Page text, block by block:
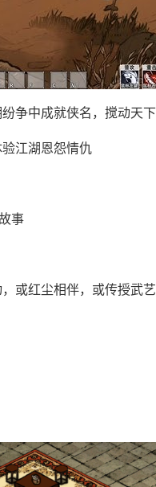
争中成就侠名，搅动天
江湖恩怨情仇
事
或红尘相伴，或传授武